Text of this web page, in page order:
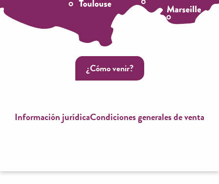
¿Cómo venir?
Información jurídicaCondiciones generales de venta